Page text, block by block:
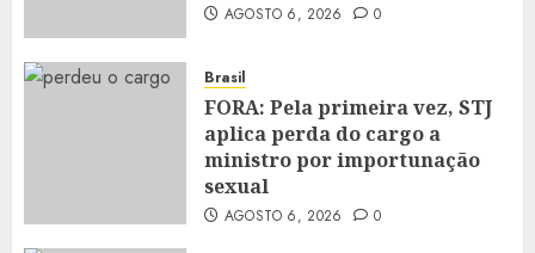
AGOSTO 6, 2026 0
Brasil
FORA: Pela primeira vez, STJ
aplica perda do cargo a
ministro por importunação
sexual
AGOSTO 6, 2026 0